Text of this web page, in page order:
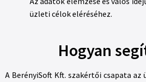
üzleti célok eléréséhez.
Hogyan
A BerényiSoft Kft. szakértői csapata